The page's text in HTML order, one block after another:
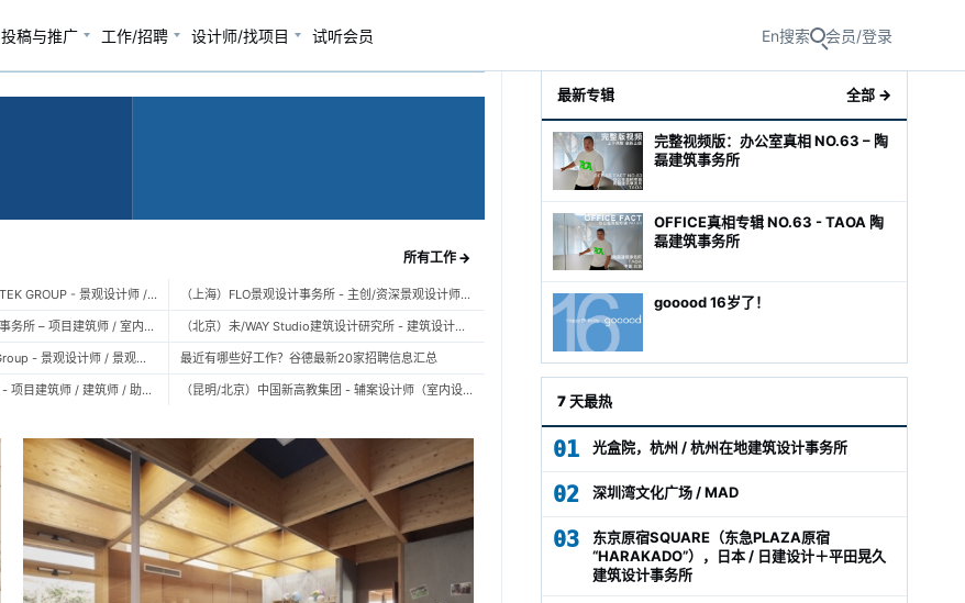
投稿与推广 工作/招聘 设计师/找项目 试听会员 En搜索 会员/登录
所有工作 →
（广州）风物营造 LANDTEK GROUP - 景观设计师 / 植物设计师 / 品牌运营 / 实习生
（上海）空间里建筑设计事务所 – 项目建筑师 / 室内设计师 / 实习生（建筑/室内）
（上海）TOPO Design Group - 景观设计师 / 景观后期设计师 / 景观实习生
（北京）大屿建筑事务所 - 项目建筑师 / 建筑师 / 助理建筑师 / 实习建筑师
（上海）FLO景观设计事务所 - 主创/资深景观设计师 / 景观设计师 / 设计实习生 / 商务行政助理 / 助理施工图设计师
（北京）未/WAY Studio建筑设计研究所 - 建筑设计师 / 助理设计师/初级设计师 / 实习生 / 办公室行政与商务助理
最近有哪些好工作？谷德最新20家招聘信息汇总
（昆明/北京）中国新高教集团 - 辅案设计师（室内设计） / 辅案设计师（景观设计）/ 生活空间组长/教学空间组长 / 平面设计高级经理 / 展陈设计高级经理
最新专辑 全部 →
完整视频版：办公室真相 NO.63 – 陶
磊建筑事务所
OFFICE真相专辑 NO.63 - TAOA 陶
磊建筑事务所
gooood 16岁了！
7 天最热
01 光盒院，杭州 / 杭州在地建筑设计事务所
02 深圳湾文化广场 / MAD
03
东京原宿SQUARE（东急PLAZA原宿
“HARAKADO”），日本 / 日建设计＋平田晃久
建筑设计事务所